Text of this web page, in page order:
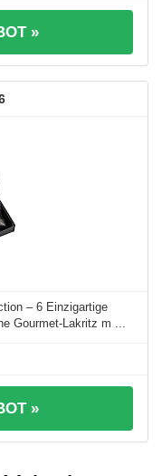
»
– 6 Einzigartige
Gourmet-Lakritz m ...
»